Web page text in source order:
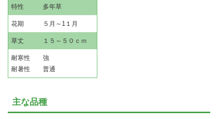
特性 多年草
花期 ５月～1１月
草丈 １５～５０ｃｍ
耐寒性 強
耐暑性 普通
主な品種